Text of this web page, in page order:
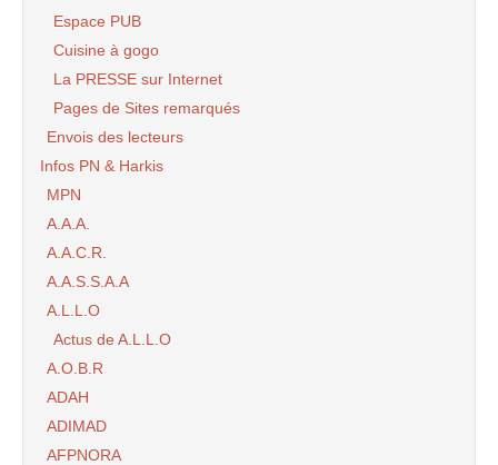
Espace PUB
Cuisine à gogo
La PRESSE sur Internet
Pages de Sites remarqués
Envois des lecteurs
Infos PN & Harkis
MPN
A.A.A.
A.A.C.R.
A.A.S.S.A.A
A.L.L.O
Actus de A.L.L.O
A.O.B.R
ADAH
ADIMAD
AFPNORA